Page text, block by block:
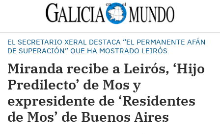
EL SECRETARIO XERAL DESTACA “EL PERMANENTE AFÁN
DE SUPERACIÓN” QUE HA MOSTRADO LEIRÓS
Miranda recibe a Leirós, ‘Hijo
Predilecto’ de Mos y
expresidente de ‘Residentes
de Mos’ de Buenos Aires